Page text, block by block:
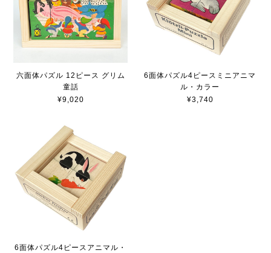
六面体パズル 12ピース グリム
童話
¥9,020
6面体パズル4ピースミニアニマ
ル・カラー
¥3,740
6面体パズル4ピースアニマル・